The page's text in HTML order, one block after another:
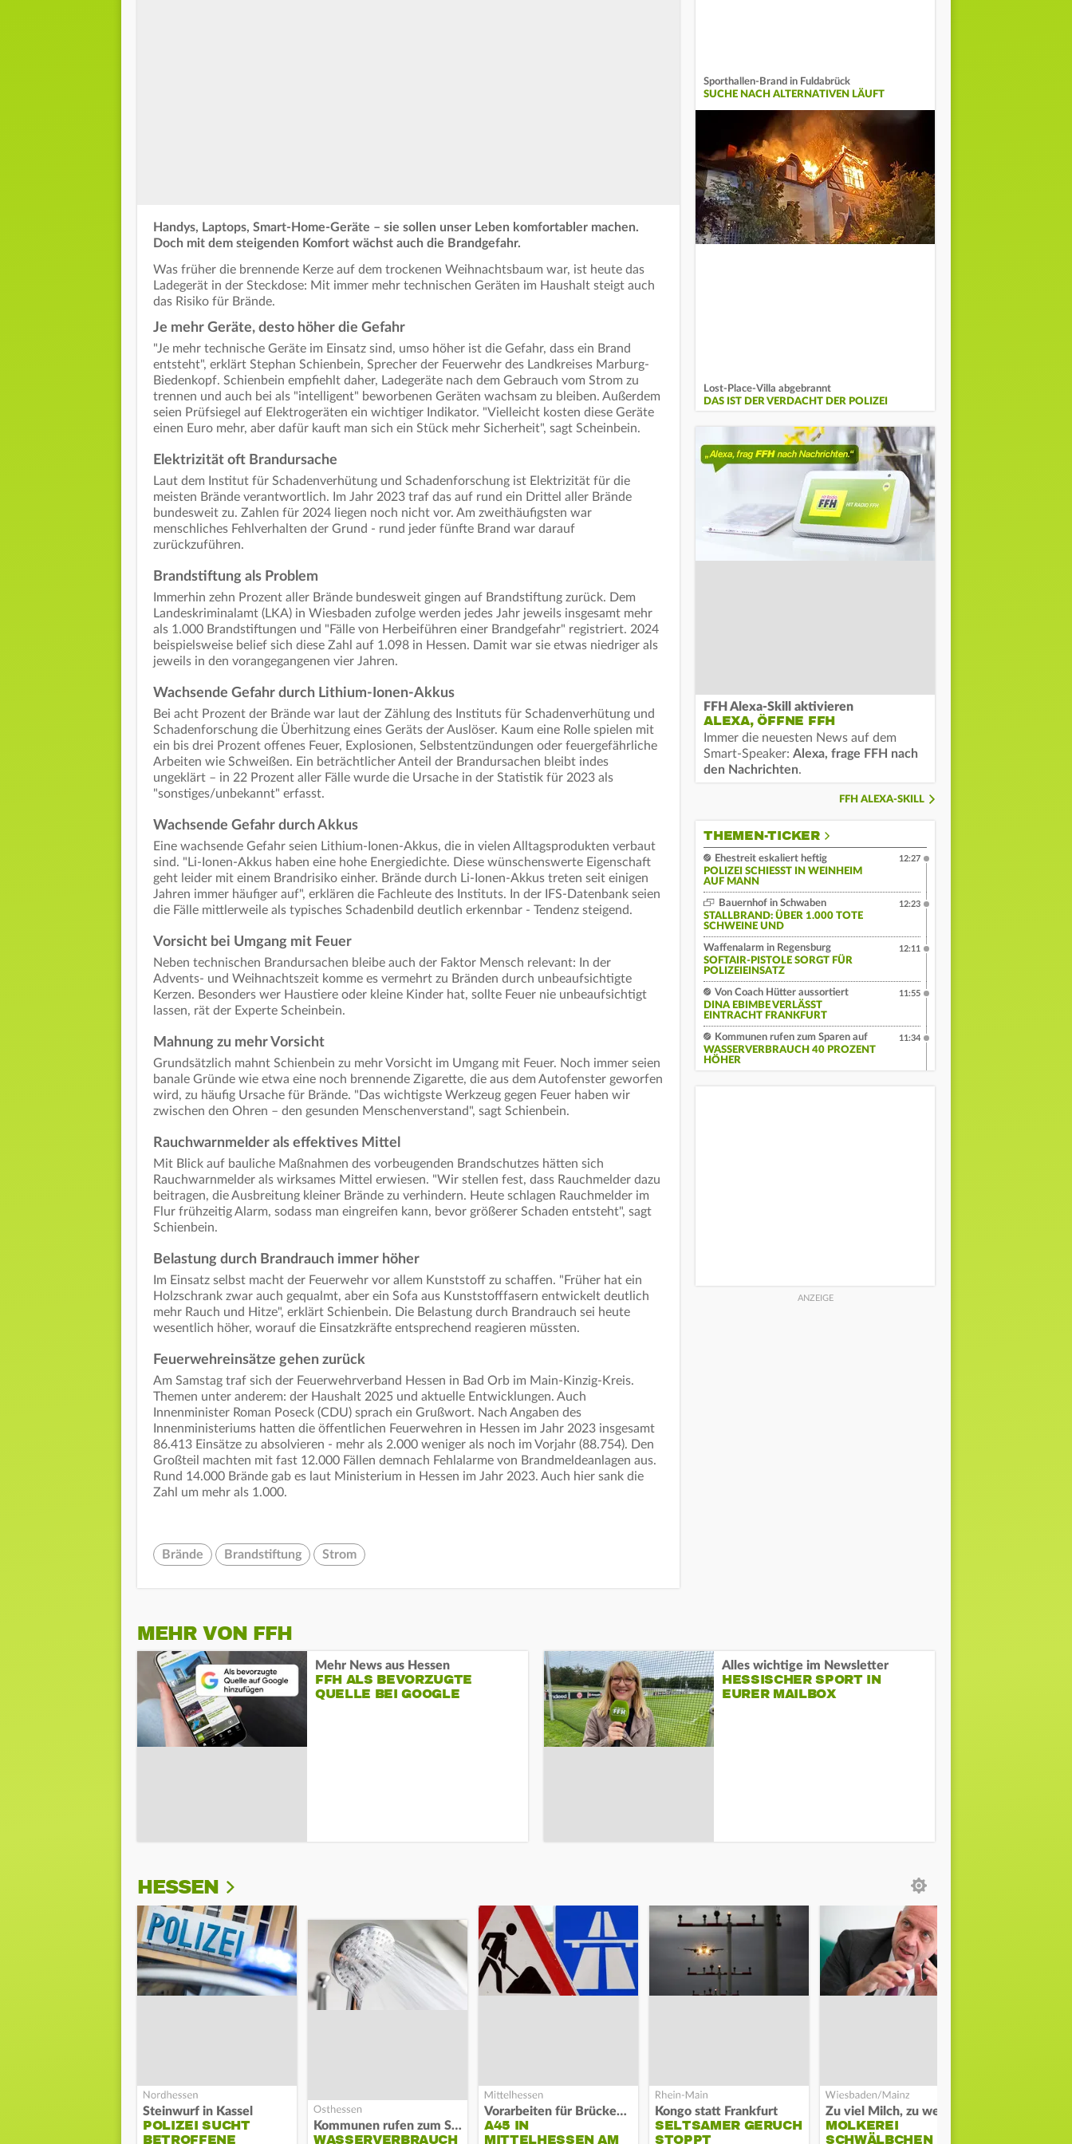
Handys, Laptops, Smart-Home-Geräte – sie sollen unser Leben komfortabler machen.
Doch mit dem steigenden Komfort wächst auch die Brandgefahr.
Was früher die brennende Kerze auf dem trockenen Weihnachtsbaum war, ist heute das
Ladegerät in der Steckdose: Mit immer mehr technischen Geräten im Haushalt steigt auch
das Risiko für Brände.
Je mehr Geräte, desto höher die Gefahr
"Je mehr technische Geräte im Einsatz sind, umso höher ist die Gefahr, dass ein Brand
entsteht", erklärt Stephan Schienbein, Sprecher der Feuerwehr des Landkreises Marburg-
Biedenkopf. Schienbein empfiehlt daher, Ladegeräte nach dem Gebrauch vom Strom zu
trennen und auch bei als "intelligent" beworbenen Geräten wachsam zu bleiben. Außerdem
seien Prüfsiegel auf Elektrogeräten ein wichtiger Indikator. "Vielleicht kosten diese Geräte
einen Euro mehr, aber dafür kauft man sich ein Stück mehr Sicherheit", sagt Scheinbein.
Elektrizität oft Brandursache
Laut dem Institut für Schadenverhütung und Schadenforschung ist Elektrizität für die
meisten Brände verantwortlich. Im Jahr 2023 traf das auf rund ein Drittel aller Brände
bundesweit zu. Zahlen für 2024 liegen noch nicht vor. Am zweithäufigsten war
menschliches Fehlverhalten der Grund - rund jeder fünfte Brand war darauf
zurückzuführen.
Brandstiftung als Problem
Immerhin zehn Prozent aller Brände bundesweit gingen auf Brandstiftung zurück. Dem
Landeskriminalamt (LKA) in Wiesbaden zufolge werden jedes Jahr jeweils insgesamt mehr
als 1.000 Brandstiftungen und "Fälle von Herbeiführen einer Brandgefahr" registriert. 2024
beispielsweise belief sich diese Zahl auf 1.098 in Hessen. Damit war sie etwas niedriger als
jeweils in den vorangegangenen vier Jahren.
Wachsende Gefahr durch Lithium-Ionen-Akkus
Bei acht Prozent der Brände war laut der Zählung des Instituts für Schadenverhütung und
Schadenforschung die Überhitzung eines Geräts der Auslöser. Kaum eine Rolle spielen mit
ein bis drei Prozent offenes Feuer, Explosionen, Selbstentzündungen oder feuergefährliche
Arbeiten wie Schweißen. Ein beträchtlicher Anteil der Brandursachen bleibt indes
ungeklärt – in 22 Prozent aller Fälle wurde die Ursache in der Statistik für 2023 als
"sonstiges/unbekannt" erfasst.
Wachsende Gefahr durch Akkus
Eine wachsende Gefahr seien Lithium-Ionen-Akkus, die in vielen Alltagsprodukten verbaut
sind. "Li-Ionen-Akkus haben eine hohe Energiedichte. Diese wünschenswerte Eigenschaft
geht leider mit einem Brandrisiko einher. Brände durch Li-Ionen-Akkus treten seit einigen
Jahren immer häufiger auf", erklären die Fachleute des Instituts. In der IFS-Datenbank seien
die Fälle mittlerweile als typisches Schadenbild deutlich erkennbar - Tendenz steigend.
Vorsicht bei Umgang mit Feuer
Neben technischen Brandursachen bleibe auch der Faktor Mensch relevant: In der
Advents- und Weihnachtszeit komme es vermehrt zu Bränden durch unbeaufsichtigte
Kerzen. Besonders wer Haustiere oder kleine Kinder hat, sollte Feuer nie unbeaufsichtigt
lassen, rät der Experte Scheinbein.
Mahnung zu mehr Vorsicht
Grundsätzlich mahnt Schienbein zu mehr Vorsicht im Umgang mit Feuer. Noch immer seien
banale Gründe wie etwa eine noch brennende Zigarette, die aus dem Autofenster geworfen
wird, zu häufig Ursache für Brände. "Das wichtigste Werkzeug gegen Feuer haben wir
zwischen den Ohren – den gesunden Menschenverstand", sagt Schienbein.
Rauchwarnmelder als effektives Mittel
Mit Blick auf bauliche Maßnahmen des vorbeugenden Brandschutzes hätten sich
Rauchwarnmelder als wirksames Mittel erwiesen. "Wir stellen fest, dass Rauchmelder dazu
beitragen, die Ausbreitung kleiner Brände zu verhindern. Heute schlagen Rauchmelder im
Flur frühzeitig Alarm, sodass man eingreifen kann, bevor größerer Schaden entsteht", sagt
Schienbein.
Belastung durch Brandrauch immer höher
Im Einsatz selbst macht der Feuerwehr vor allem Kunststoff zu schaffen. "Früher hat ein
Holzschrank zwar auch gequalmt, aber ein Sofa aus Kunststofffasern entwickelt deutlich
mehr Rauch und Hitze", erklärt Schienbein. Die Belastung durch Brandrauch sei heute
wesentlich höher, worauf die Einsatzkräfte entsprechend reagieren müssten.
Feuerwehreinsätze gehen zurück
Am Samstag traf sich der Feuerwehrverband Hessen in Bad Orb im Main-Kinzig-Kreis.
Themen unter anderem: der Haushalt 2025 und aktuelle Entwicklungen. Auch
Innenminister Roman Poseck (CDU) sprach ein Grußwort. Nach Angaben des
Innenministeriums hatten die öffentlichen Feuerwehren in Hessen im Jahr 2023 insgesamt
86.413 Einsätze zu absolvieren - mehr als 2.000 weniger als noch im Vorjahr (88.754). Den
Großteil machten mit fast 12.000 Fällen demnach Fehlalarme von Brandmeldeanlagen aus.
Rund 14.000 Brände gab es laut Ministerium in Hessen im Jahr 2023. Auch hier sank die
Zahl um mehr als 1.000.
Brände Brandstiftung Strom
Sporthallen-Brand in Fuldabrück
SUCHE NACH ALTERNATIVEN LÄUFT
Lost-Place-Villa abgebrannt
DAS IST DER VERDACHT DER POLIZEI
FFH Alexa-Skill aktivieren
ALEXA, ÖFFNE FFH
Immer die neuesten News auf dem
Smart-Speaker: Alexa, frage FFH nach
den Nachrichten.
FFH ALEXA-SKILL
THEMEN-TICKER
Ehestreit eskaliert heftig
POLIZEI SCHIESST IN WEINHEIM A
UF MANN
12:27
Bauernhof in Schwaben
STALLBRAND: ÜBER 1.000 TOTE
SCHWEINE UND
12:23
Waffenalarm in Regensburg
SOFTAIR-PISTOLE SORGT FÜR
POLIZEIEINSATZ
12:11
Von Coach Hütter aussortiert
DINA EBIMBE VERLÄSST
EINTRACHT FRANKFURT
11:55
Kommunen rufen zum Sparen auf
WASSERVERBRAUCH 40 PROZENT
HÖHER
11:34
MEHR VON FFH
Mehr News aus Hessen
FFH ALS BEVORZUGTE
QUELLE BEI GOOGLE
Alles wichtige im Newsletter
HESSISCHER SPORT IN
EURER MAILBOX
HESSEN
Steinwurf in Kassel
POLIZEI SUCHT
BETROFFENE
Kommunen rufen zum Sparen auf
WASSERVERBRAUCH
Vorarbeiten für Brücken-Neubau
A45 IN
MITTELHESSEN AM
Kongo statt Frankfurt
SELTSAMER GERUCH
STOPPT
MOLKEREI
SCHWÄLBCHEN